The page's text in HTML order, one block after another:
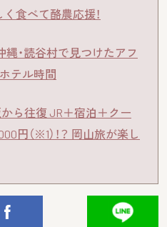
食べて酪農応援！
・読谷村で見つけたアフ
テル時間
ら往復 JR＋宿泊＋クー
円（※1）！？ 岡山旅が楽し